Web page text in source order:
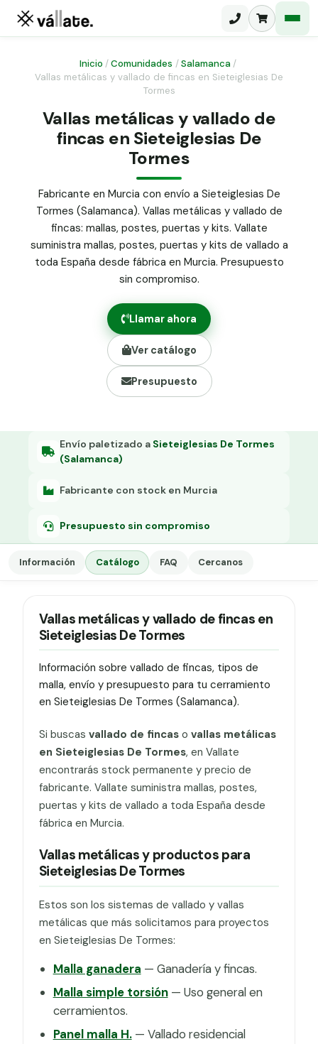
Malla electrosoldada
Malla ganadera
Malla simple torsión
Malla triple torsión
Panel malla H.
Puerta abatible dos hojas
Puerta acceso peatonal
Poste malla Hércules
Poste malla simple torsión
Alambre de espino galvanizado
Alambre liso galvanizado
Malla ocultación 70 g/m² verde
Grapa malla H.
Grapadora
Grapas a-18
Inicio /Comunidades / Salamanca /
Vallas metálicas y vallado de fincas en Sieteiglesias De
Tormes
Vallas metálicas y vallado de
fincas en Sieteiglesias De
Tormes
Fabricante en Murcia con envío a Sieteiglesias De
Tormes (Salamanca). Vallas metálicas y vallado de
fincas: mallas, postes, puertas y kits. Vallate
suministra mallas, postes, puertas y kits de vallado a
toda España desde fábrica en Murcia. Presupuesto
sin compromiso.
Llamar ahora
Ver catálogo
Presupuesto
Envío paletizado a Sieteiglesias De Tormes
(Salamanca)
Fabricante con stock en Murcia
Presupuesto sin compromiso
Información Catálogo FAQ Cercanos
Vallas metálicas y vallado de fincas en
Sieteiglesias De Tormes
Información sobre vallado de fincas, tipos de
malla, envío y presupuesto para tu cerramiento
en Sieteiglesias De Tormes (Salamanca).
Si buscas vallado de fincaso vallas metálicas
en Sieteiglesias De Tormes, en Vallate
encontrarás stock permanente y precio de
fabricante. Vallate suministra mallas, postes,
puertas y kits de vallado a toda España desde
fábrica en Murcia.
Vallas metálicas y productos para
Sieteiglesias De Tormes
Estos son los sistemas de vallado y vallas
metálicas que más solicitamos para proyectos
en Sieteiglesias De Tormes:
Malla ganadera — Ganadería y fincas.
Malla simple torsión— Uso general en
cerramientos.
Panel malla H.— Vallado residencial